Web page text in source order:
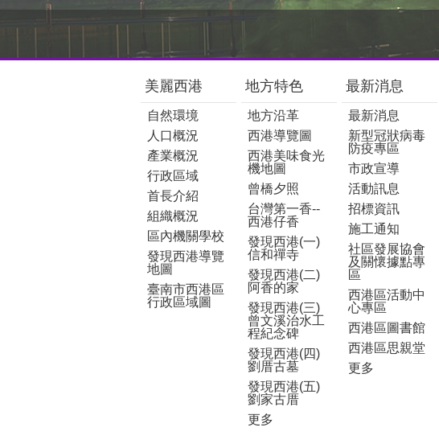
美麗西港
自然環境
人口概況
產業概況
行政區域
首長介紹
組織概況
區內機關學校
發現西港導覽
地圖
臺南市西港區
行政區域圖
地方特色
地方沿革
西港導覽圖
西港美味食光
機地圖
曾橋夕照
台灣第一香--
西港仔香
發現西港(一)
信和禪寺
發現西港(二)
阿香的家
發現西港(三)
曾文溪治水工
程紀念碑
發現西港(四)
劉厝古墓
發現西港(五)
劉家古厝
更多
最新消息
最新消息
新型冠狀病毒
防疫專區
市政宣導
活動訊息
招標資訊
施工通知
社區發展協會
及關懷據點專
區
西港區活動中
心專區
西港區圖書館
西港區思親堂
更多